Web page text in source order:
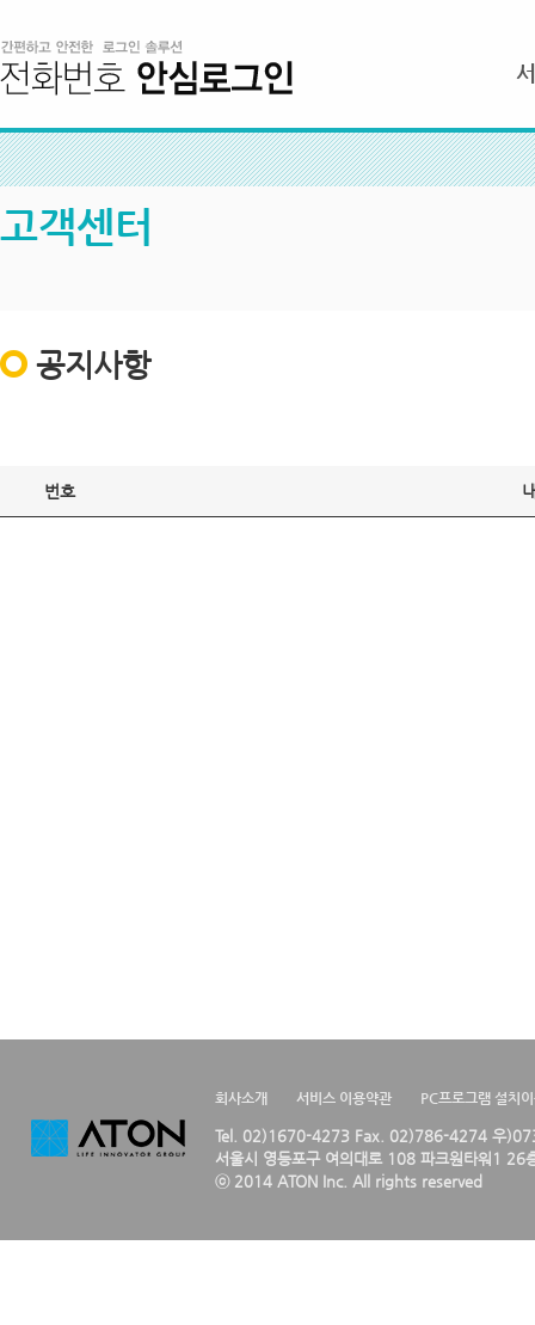
고객센터
공지사항
번호
회사소개 서비스 이용약관 PC프로그램 설치
Tel. 02)1670-4273 Fax. 02)786-4274 우
서울시 영등포구 여의대로 108 파크원타워1 26
ⓒ 2014 ATON Inc. All rights reserved